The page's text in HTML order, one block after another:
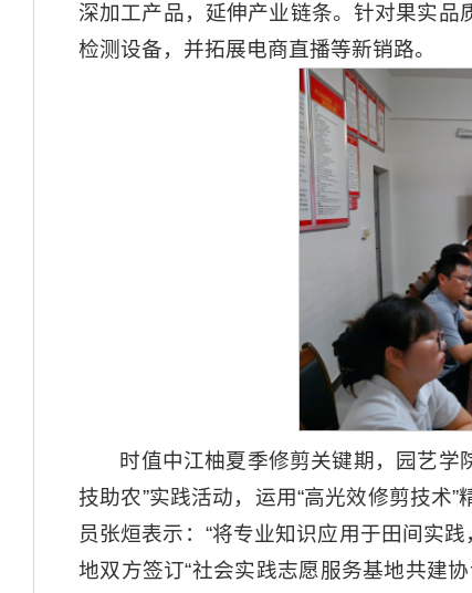
深加工产品，延伸产业链条。针对果实
检测设备，并拓展电商直播等新销路。
时值中江柚夏季修剪关键期，园艺学
技助农”实践活动，运用“高光效修剪技术
员张烜表示：“将专业知识应用于田间实
地双方签订“社会实践志愿服务基地共建